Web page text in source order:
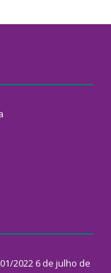
2022 6 de julho de